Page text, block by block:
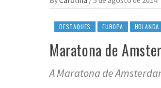
DESTAQUES EUROPA HOLANDA
Maratona de
A Maratona de